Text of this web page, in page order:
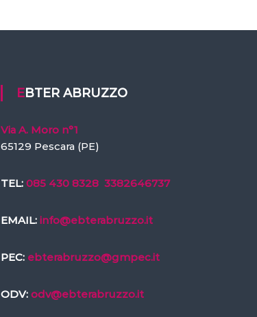
EBTER ABRUZZO
Via A. Moro n°1
65129 Pescara (PE)
TEL: 085 430 8328 3382646737
EMAIL: info@ebterabruzzo.it
PEC: ebterabruzzo@gmpec.it
ODV: odv@ebterabruzzo.it